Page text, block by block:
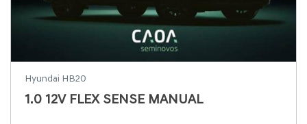
Hyundai HB20
1.0 12V FLEX SENSE MANUAL